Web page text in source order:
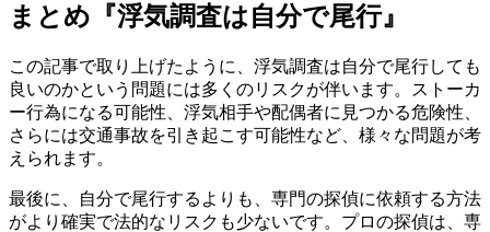
まとめ『浮気調査は自分で尾行』
この記事で取り上げたように、浮気調査は自分で尾行しても
良いのかという問題には多くのリスクが伴います。ストーカ
ー行為になる可能性、浮気相手や配偶者に見つかる危険性、
さらには交通事故を引き起こす可能性など、様々な問題が考
えられます。
最後に、自分で尾行するよりも、専門の探偵に依頼する方法
がより確実で法的なリスクも少ないです。プロの探偵は、専